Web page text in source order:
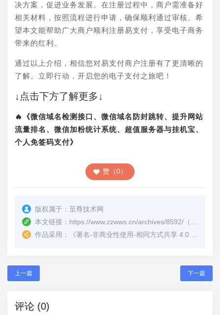
决方案，促进业务发展。在注册过程中，商户需准备好
相关材料，按照流程进行申请，确保顺利通过审核。希
望本文能帮助广大商户顺利注册易支付，享受电子商务
带来的红利。
通过以上介绍，相信您对易支付商户注册有了更清晰的
了解。立即行动，开启您的电子支付之旅吧！
↓点击下方了解更多↓
🔥《微信域名检测接口、微信域名防封跳转、提升网站
流量排名、微信加粉统计系统、超值服务器与挂机宝、
个人免签码支付》
赞（0）
版权属于： 至尊技术网
本文链接： https://www.zzwws.cn/archives/8592/ （转载时请注明本文出处及文章链接）
作品采用：
《署名-非商业性使用-相同方式共享 4.0 国际 (CC BY-NC-SA 4.0)
上一篇 下一篇
评论 (0)